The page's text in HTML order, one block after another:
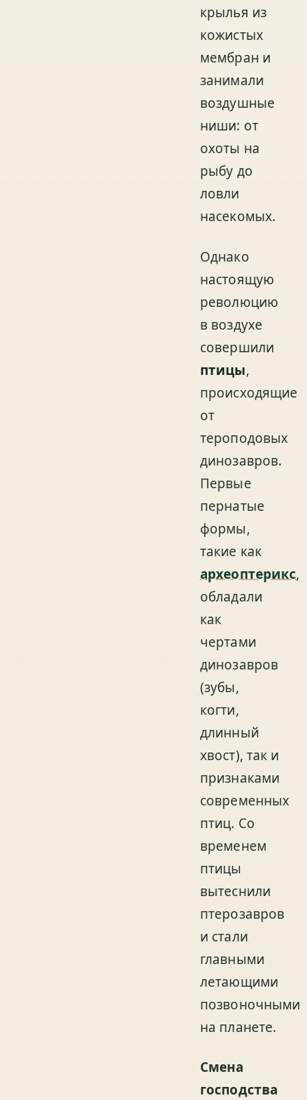
крылья из
кожистых
мембран и
занимали
воздушные
ниши: от
охоты на
рыбу до
ловли
насекомых.
Однако
настоящую
революцию
в воздухе
совершили
птицы,
происходящие
от
тероподовых
динозавров.
Первые
пернатые
формы,
такие как
археоптерикс,
обладали
как
чертами
динозавров
(зубы,
когти,
длинный
хвост), так и
признаками
современных
птиц. Со
временем
птицы
вытеснили
птерозавров
и стали
главными
летающими
позвоночными
на планете.
Смена
господства